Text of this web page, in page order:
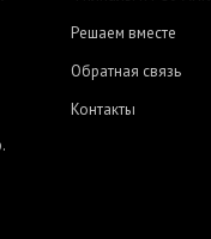
Решаем вместе
Обратная связь
Контакты